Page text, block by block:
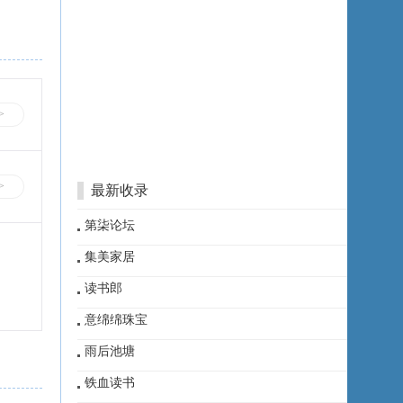
最新收录
第柒论坛
集美家居
读书郎
意绵绵珠宝
雨后池塘
铁血读书